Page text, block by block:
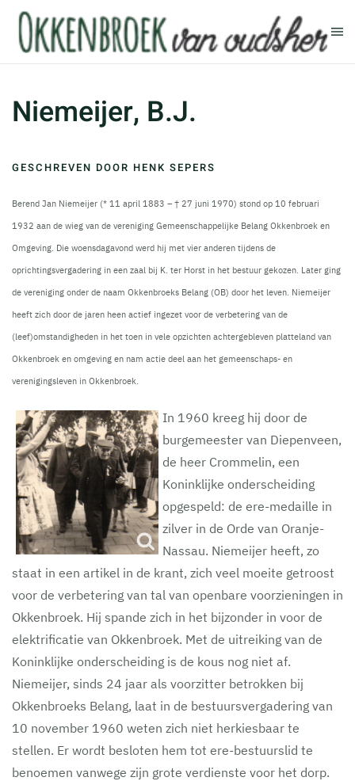
Terug naar hoofdinhoud
Niemeijer, B.J.
GESCHREVEN DOOR HENK SEPERS
Berend Jan Niemeijer (* 11 april 1883 – † 27 juni 1970) stond op 10 februari
1932 aan de wieg van de vereniging Gemeenschappelijke Belang Okkenbroek en
Omgeving. Die woensdagavond werd hij met vier anderen tijdens de
oprichtingsvergadering in een zaal bij K. ter Horst in het bestuur gekozen. Later ging
de vereniging onder de naam Okkenbroeks Belang (OB) door het leven. Niemeijer
heeft zich door de jaren heen actief ingezet voor de verbetering van de
(leef)omstandigheden in het toen in vele opzichten achtergebleven platteland van
Okkenbroek en omgeving en nam actie deel aan het gemeenschaps- en
verenigingsleven in Okkenbroek.
In 1960 kreeg hij door de
burgemeester van Diepenveen,
de heer Crommelin, een
Koninklijke onderscheiding
opgespeld: de ere-medaille in
zilver in de Orde van Oranje-
Nassau. Niemeijer heeft, zo
staat in een artikel in de krant, zich veel moeite getroost
voor de verbetering van tal van openbare voorzieningen in
Okkenbroek. Hij spande zich in het bijzonder in voor de
elektrificatie van Okkenbroek. Met de uitreiking van de
Koninklijke onderscheiding is de kous nog niet af.
Niemeijer, sinds 24 jaar als voorzitter betrokken bij
Okkenbroeks Belang, laat in de bestuursvergadering van
10 november 1960 weten zich niet herkiesbaar te
stellen. Er wordt besloten hem tot ere-bestuurslid te
benoemen vanwege zijn grote verdienste voor het dorp.